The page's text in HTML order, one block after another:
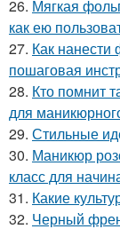
26. Мягкая
как ею
27. Как нанести
пошаговая
28. Кто помнит
для
29. Стильные
30. Маникюр
класс для
31. Какие
32. Черный